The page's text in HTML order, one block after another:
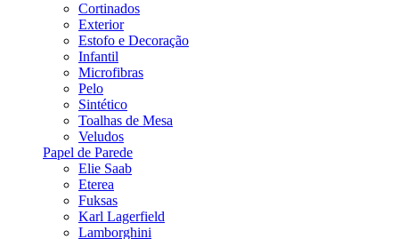
Cortinados
Exterior
Estofo e Decoração
Infantil
Microfibras
Pelo
Sintético
Toalhas de Mesa
Veludos
Papel de Parede
Elie Saab
Eterea
Fuksas
Karl Lagerfield
Lamborghini